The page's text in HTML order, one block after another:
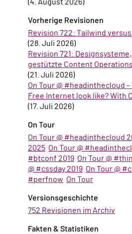
(4. August 2026)
Vorherige Revisionen
Revision 722: Tailwind
(28. Juli 2026)
Revision 721:
gestützte Content
(21. Juli 2026)
On Tour @ #headinthecloud
Free Internet look like? With
(17. Juli 2026)
On Tour
On Tour @ #headinthecloud
2025 On Tour @
#btconf 2019 On Tour @
@ #cssday 2019 On Tour @
#perfnow On Tour
Versionsgeschichte
752 Revisionen im Archiv
Fakten & Statistiken